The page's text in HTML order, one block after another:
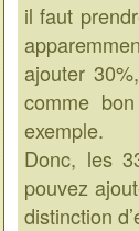
il faut
ajouter
comme
exemple.
Donc, les
pouvez
distinction